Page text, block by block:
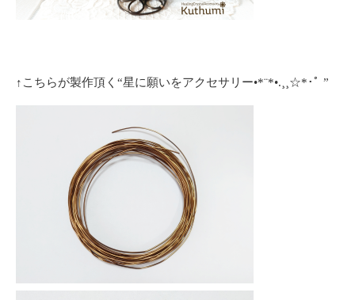
↑こちらが製作頂く“星に願いをアクセサリー•*¨*•.¸¸☆*･ﾟ ”